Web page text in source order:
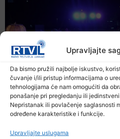
Upravljajte
Da bismo pružili najbolje iskustvo,
čuvanje i/ili pristup informacijama o
tehnologijama će nam omogućiti da
ponašanje pri pregledanju ili
Nepristanak ili povlačenje saglasnosti
određene karakteristike i funkcije.
Upravljajte uslugama